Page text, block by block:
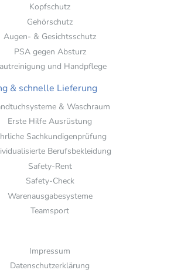
Kopfschutz
Gehörschutz
Augen- & Gesichtsschutz
PSA gegen Absturz
und Handpflege
& schnelle Lieferung
& Waschraum
Erste Hilfe Ausrüstung
Sachkundigenprüfung
Berufsbekleidung
Safety-Rent
Safety-Check
Warenausgabesysteme
Teamsport
Impressum
Datenschutzerklärung